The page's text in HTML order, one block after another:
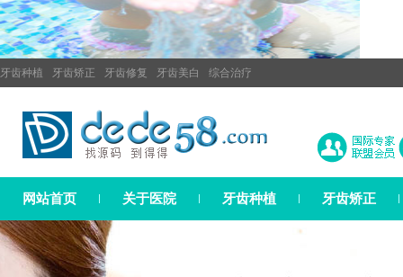
牙齿种植 牙齿矫正 牙齿修复 牙齿美白 综合治疗
网站首页 关于医院 牙齿种植 牙齿矫正